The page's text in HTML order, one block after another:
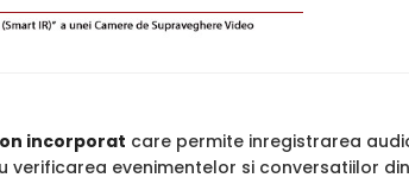
incorporat care permite inregistrarea
verificarea evenimentelor si conversatiilor